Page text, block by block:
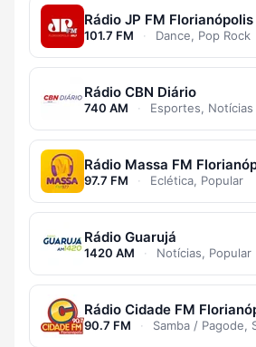
Rádio JP FM Florianópolis
101.7 FM · Dance, Pop Rock
Rádio CBN Diário
740 AM · Esportes, Notícias
Rádio Massa FM
97.7 FM · Eclética, Popular
Rádio Guarujá
1420 AM · Notícias, Popular
Rádio Cidade FM
90.7 FM · Samba / Pagode,